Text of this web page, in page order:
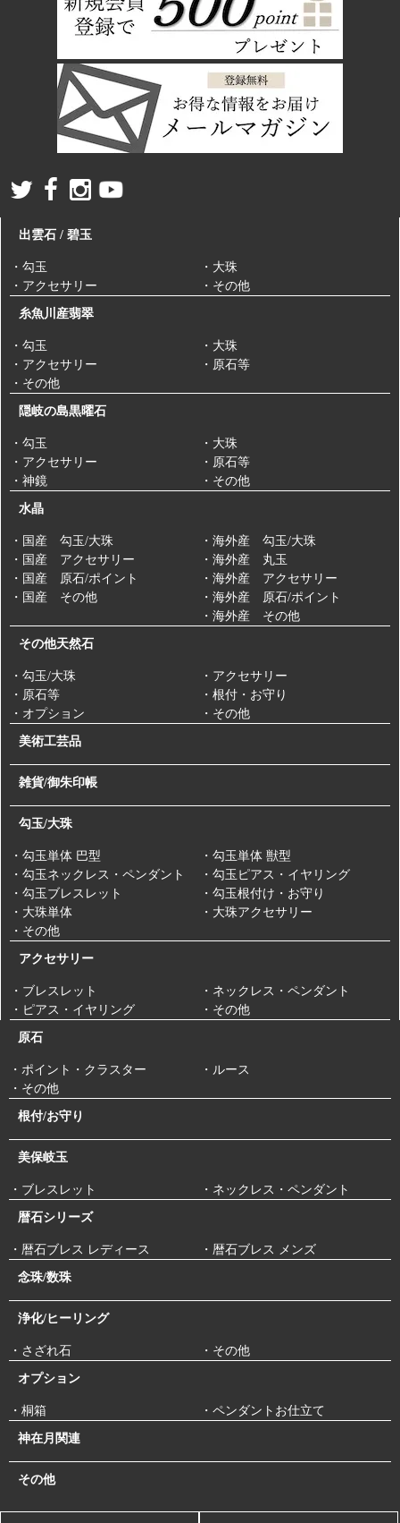
出雲石 / 碧玉
・勾玉
・大珠
・アクセサリー
・その他
糸魚川産翡翠
・勾玉
・大珠
・アクセサリー
・原石等
・その他
隠岐の島黒曜石
・勾玉
・大珠
・アクセサリー
・原石等
・神鏡
・その他
水晶
・国産 勾玉/大珠
・海外産 勾玉/大珠
・国産 アクセサリー
・海外産 丸玉
・国産 原石/ポイント
・海外産 アクセサリー
・国産 その他
・海外産 原石/ポイント
・海外産 その他
その他天然石
・勾玉/大珠
・アクセサリー
・原石等
・根付・お守り
・オプション
・その他
美術工芸品
雑貨/御朱印帳
勾玉/大珠
・勾玉単体 巴型
・勾玉単体 獣型
・勾玉ネックレス・ペンダント
・勾玉ピアス・イヤリング
・勾玉ブレスレット
・勾玉根付け・お守り
・大珠単体
・大珠アクセサリー
・その他
アクセサリー
・ブレスレット
・ネックレス・ペンダント
・ピアス・イヤリング
・その他
原石
・ポイント・クラスター
・ルース
・その他
根付/お守り
美保岐玉
・ブレスレット ・ネックレス・ペンダント
暦石シリーズ
・暦石ブレス レディース ・暦石ブレス メンズ
念珠/数珠
浄化/ヒーリング
・さざれ石 ・その他
オプション
・桐箱 ・ペンダントお仕立て
神在月関連
その他